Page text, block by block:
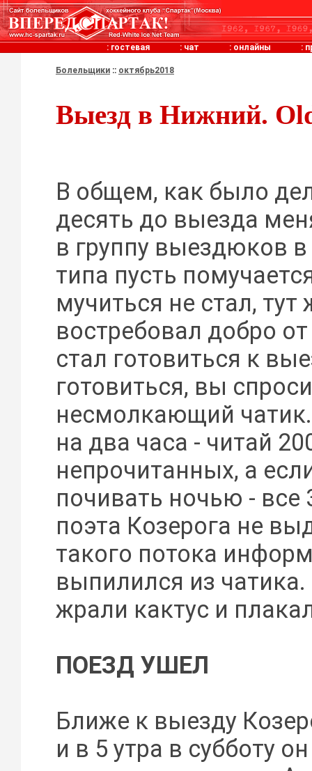
: гостевая : чат : онлайны :
Болельщики :: октябрь2018
Выезд в Нижний.
В общем, как было
десять до выезда
в группу выездюков в
типа пусть
мучиться не стал, тут
востребовал добро
стал готовиться к
готовиться, вы
несмолкающий
на два часа - читай
непрочитанных, а
почивать ночью - все
поэта Козерога не
такого потока
выпилился из
жрали кактус и
ПОЕЗД УШЕЛ
Ближе к выезду
и в 5 утра в субботу он